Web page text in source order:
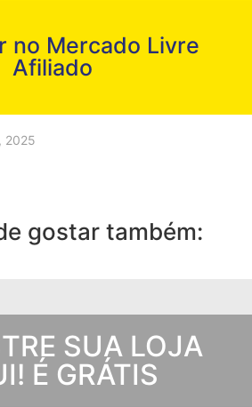
no Mercado Livre
Afiliado
2025
gostar também:
SUA LOJA
É GRÁTIS